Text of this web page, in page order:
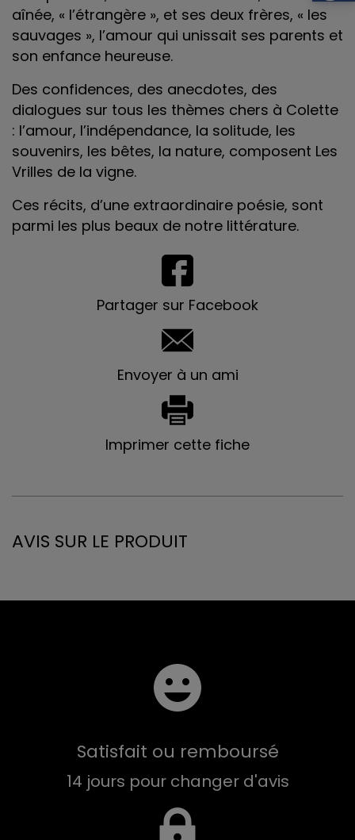
aînée, « l’étrangère », et ses deux frères, « les
sauvages », l’amour qui unissait ses parents et
son enfance heureuse.
Des confidences, des anecdotes, des
dialogues sur tous les thèmes chers à Colette
: l’amour, l’indépendance, la solitude, les
souvenirs, les bêtes, la nature, composent Les
Vrilles de la vigne.
Ces récits, d’une extraordinaire poésie, sont
parmi les plus beaux de notre littérature.
Partager sur Facebook
Envoyer à un ami
Imprimer cette fiche
AVIS SUR LE PRODUIT
Satisfait ou remboursé
14 jours pour changer d'avis